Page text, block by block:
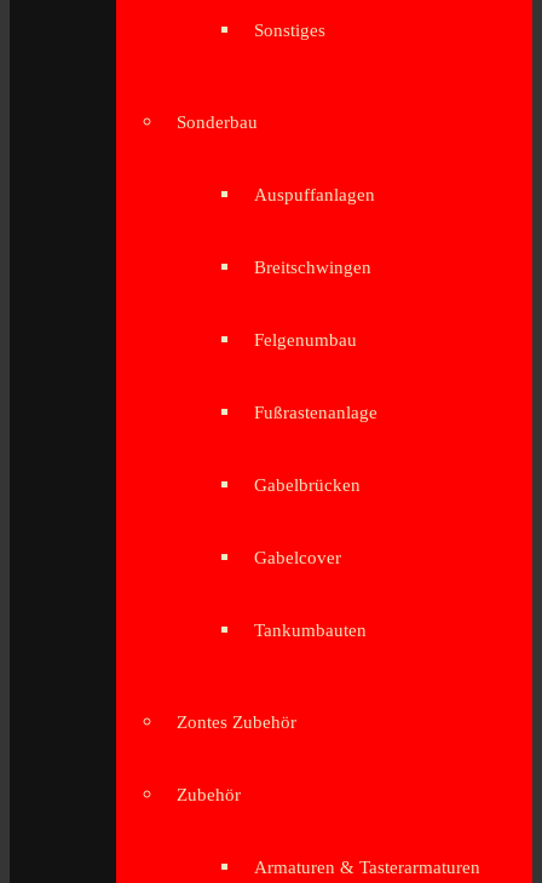
Sonstiges
Sonderbau
Auspuffanlagen
Breitschwingen
Felgenumbau
Fußrastenanlage
Gabelbrücken
Gabelcover
Tankumbauten
Zontes Zubehör
Zubehör
Armaturen & Tasterarmaturen